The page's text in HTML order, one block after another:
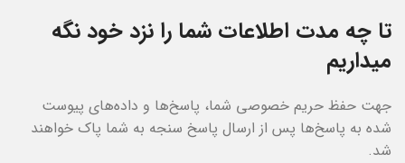
تا چه مدت اطلاعات شما را نزد خود نگه
میداریم
جهت حفظ حریم خصوصی شما، پاسخ‌ها و داده‌های پیوست
شده به پاسخ‌ها پس از ارسال پاسخ سنجه به شما پاک خواهند
شد.